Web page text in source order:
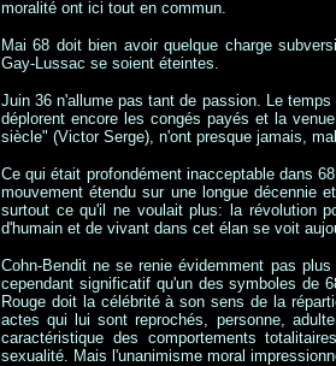
moralité ont ici tout en commun.
Mai 68 doit bien avoir quelque charge
Gay-Lussac se soient éteintes.
Juin 36 n'allume pas tant de passion. Le
déplorent encore les congés payés et la
siècle" (Victor Serge), n'ont presque jamais,
Ce qui était profondément inacceptable dans
mouvement étendu sur une longue décennie
surtout ce qu'il ne voulait plus: la révolution
d'humain et de vivant dans cet élan se voit
Cohn-Bendit ne se renie évidemment pas
cependant significatif qu'un des symboles de
Rouge doit la célébrité à son sens de la
actes qui lui sont reprochés, personne,
caractéristique des comportements
sexualité. Mais l'unanimisme moral